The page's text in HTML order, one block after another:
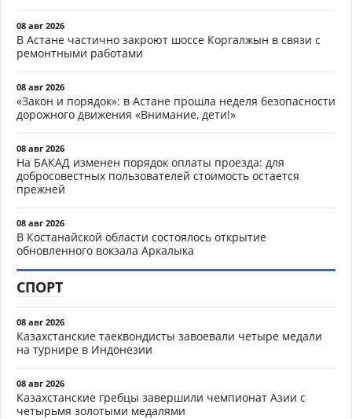
08 авг 2026
В Астане частично закроют шоссе Коргалжын в связи с
ремонтными работами
08 авг 2026
«Закон и порядок»: в Астане прошла неделя безопасности
дорожного движения «Внимание, дети!»
08 авг 2026
На БАКАД изменен порядок оплаты проезда: для
добросовестных пользователей стоимость остается
прежней
08 авг 2026
В Костанайской области состоялось открытие
обновленного вокзала Аркалыка
СПОРТ
08 авг 2026
Казахстанские таеквондисты завоевали четыре медали
на турнире в Индонезии
08 авг 2026
Казахстанские гребцы завершили чемпионат Азии с
четырьмя золотыми медалями